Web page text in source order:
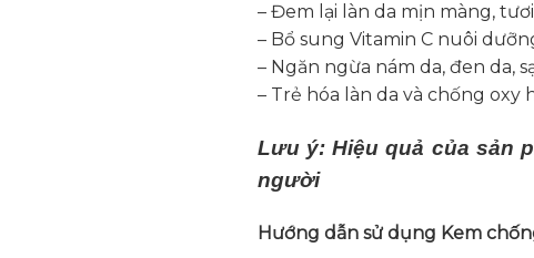
– Đem lại làn da mịn màng, tươi
– Bổ sung Vitamin C nuôi
– Ngăn ngừa nám da, đen da,
– Trẻ hóa làn da và chống oxy
Lưu ý: Hiệu quả của sản
người
Hướng dẫn sử dụng Kem